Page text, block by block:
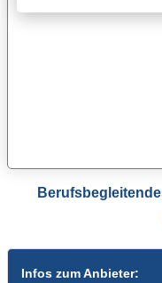
Infos zum Anbieter: